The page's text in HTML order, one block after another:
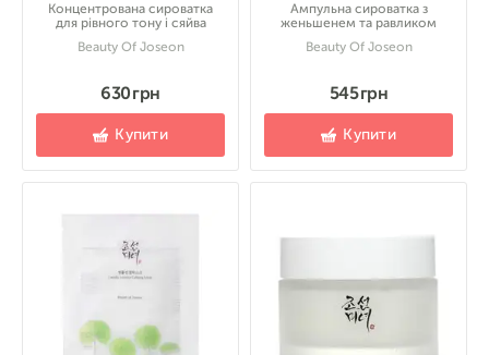
Концентрована сироватка
для рівного тону і сяйва
Beauty Of Joseon
630 грн
Купити
Ампульна сироватка з
женьшенем та равликом
Beauty Of Joseon
545 грн
Купити